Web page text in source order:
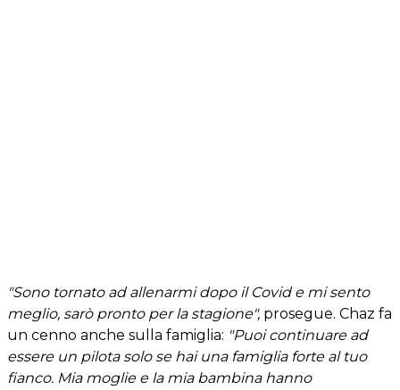
"Sono tornato ad allenarmi dopo il Covid e mi sento
meglio, sarò pronto per la stagione", prosegue. Chaz fa
un cenno anche sulla famiglia: "Puoi continuare ad
essere un pilota solo se hai una famiglia forte al tuo
fianco. Mia moglie e la mia bambina hanno